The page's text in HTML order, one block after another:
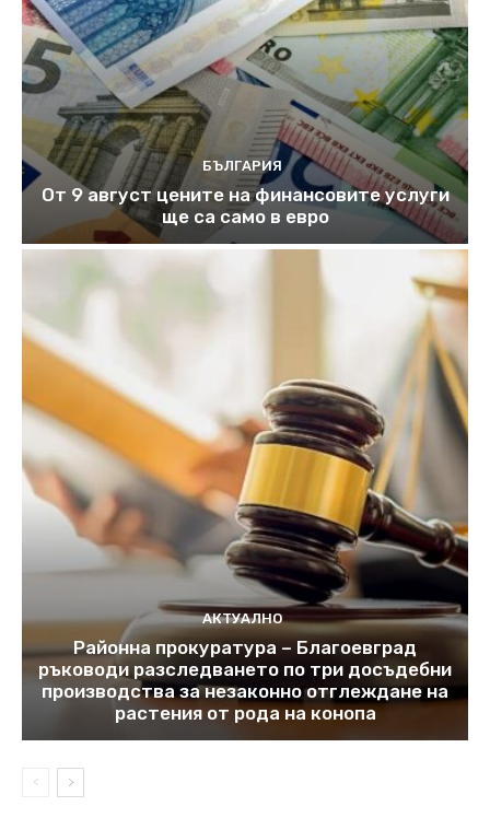
БЪЛГАРИЯ
От 9 август цените на финансовите услуги
ще са само в евро
АКТУАЛНО
Районна прокуратура – Благоевград
ръководи разследването по три досъдебни
производства за незаконно отглеждане на
растения от рода на конопа